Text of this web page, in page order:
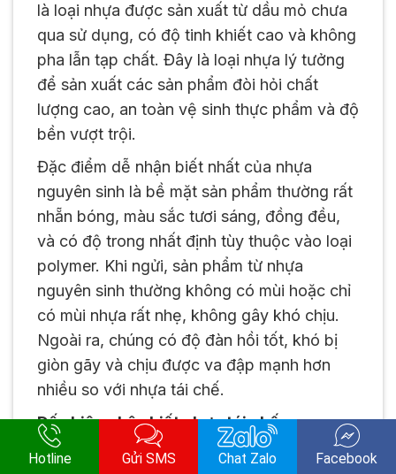
là loại nhựa được sản xuất từ dầu mỏ chưa
qua sử dụng, có độ tinh khiết cao và không
pha lẫn tạp chất. Đây là loại nhựa lý tưởng
để sản xuất các sản phẩm đòi hỏi chất
lượng cao, an toàn vệ sinh thực phẩm và độ
bền vượt trội.
Đặc điểm dễ nhận biết nhất của nhựa
nguyên sinh là bề mặt sản phẩm thường rất
nhẵn bóng, màu sắc tươi sáng, đồng đều,
và có độ trong nhất định tùy thuộc vào loại
polymer. Khi ngửi, sản phẩm từ nhựa
nguyên sinh thường không có mùi hoặc chỉ
có mùi nhựa rất nhẹ, không gây khó chịu.
Ngoài ra, chúng có độ đàn hồi tốt, khó bị
giòn gãy và chịu được va đập mạnh hơn
nhiều so với nhựa tái chế.
Dấu hiệu nhận biết nhựa tái chế
Nhựa tái chế là nhựa được thu gom, phân
Hotline Gửi SMS Chat Zalo Facebook